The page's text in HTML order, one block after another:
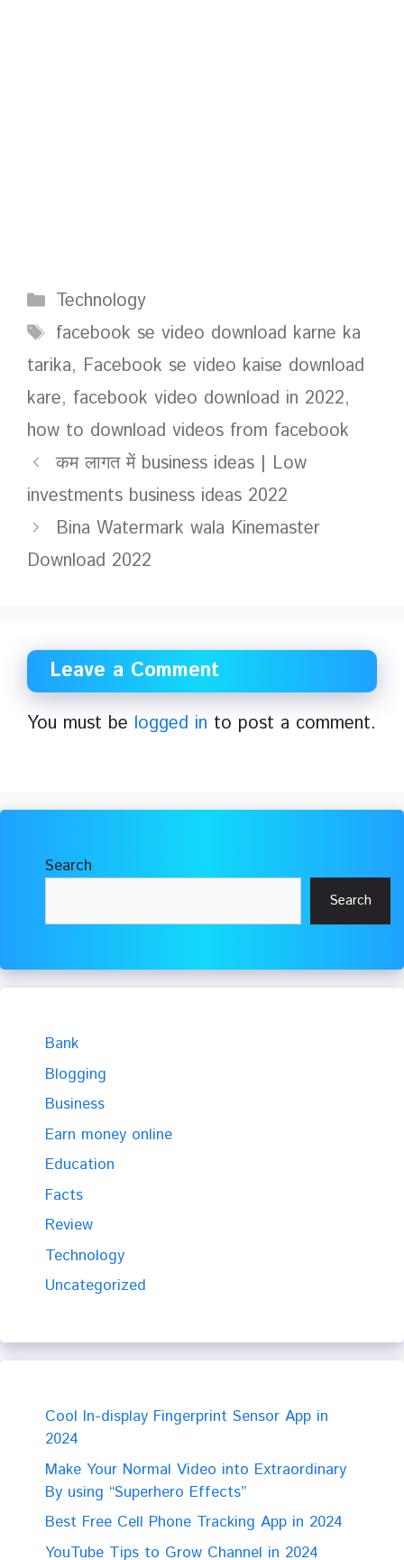
Categories
Technology
Tags
facebook se video download karne ka
tarika, Facebook se video kaise download
kare, facebook video download in 2022,
how to download videos from facebook
कम लागत में business ideas | Low
investments business ideas 2022
Bina Watermark wala Kinemaster
Download 2022
Leave a Comment
You must be logged in to post a comment.
Search
Search
Bank
Blogging
Business
Earn money online
Education
Facts
Review
Technology
Uncategorized
Cool In-display Fingerprint Sensor App in
2024
Make Your Normal Video into Extraordinary
By using “Superhero Effects”
Best Free Cell Phone Tracking App in 2024
YouTube Tips to Grow Channel in 2024